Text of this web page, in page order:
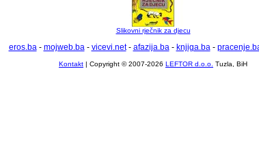
Slikovni rječnik za djecu
eros.ba- mojweb.ba- vicevi.net- afazija.ba- knjiga.ba-
Kontakt | Copyright © 2007-2026 LEFTOR d.o.o. Tuzla, BiH